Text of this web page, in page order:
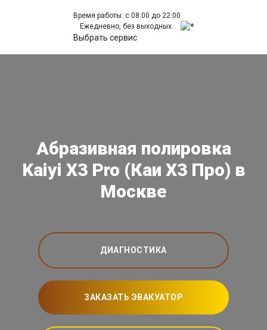
Время работы: с 08:00 до 22:00
Ежедневно, без выходных.
Выбрать сервис
Абразивная полировка
Kaiyi X3 Pro (Каи Х3 Про) в
Москве
ДИАГНОСТИКА
ЗАКАЗАТЬ ЭВАКУАТОР